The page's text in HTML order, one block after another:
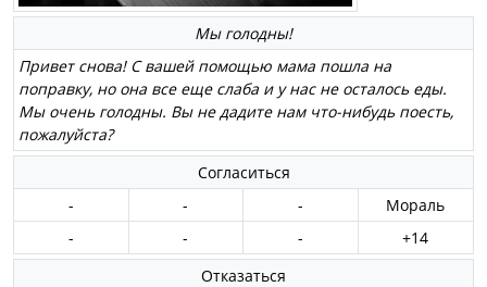
Мы голодны!
Привет снова! С вашей помощью мама пошла на
поправку, но она все еще слаба и у нас не осталось еды.
Мы очень голодны. Вы не дадите нам что-нибудь поесть,
пожалуйста?
Согласиться
-
- -
Мораль
-
- -
+14
Отказаться